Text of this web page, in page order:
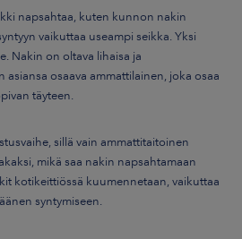
napsahtaa, kuten kunnon nakin
vaikuttaa useampi seikka. Yksi
Nakin on oltava lihaisa ja
asiansa osaava ammattilainen, joka osaa
täyteen.
sillä vain ammattitaitoinen
mikä saa nakin napsahtamaan
kotikeittiössä kuumennetaan, vaikuttaa
syntymiseen.